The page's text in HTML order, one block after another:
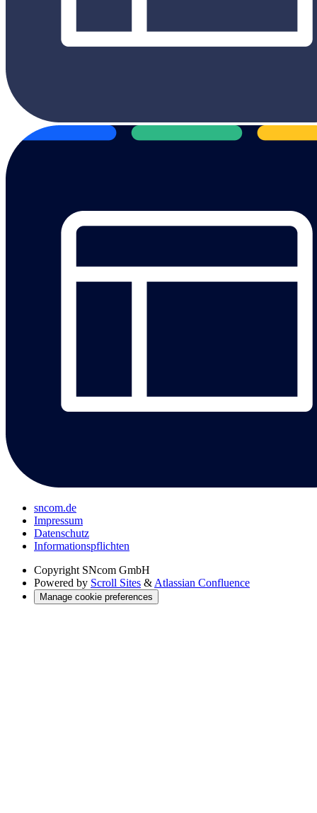
sncom.de
Impressum
Datenschutz
Informations­pflichten
Copyright SNcom GmbH
Powered by Scroll Sites & Atlassian Confluence
Manage cookie preferences